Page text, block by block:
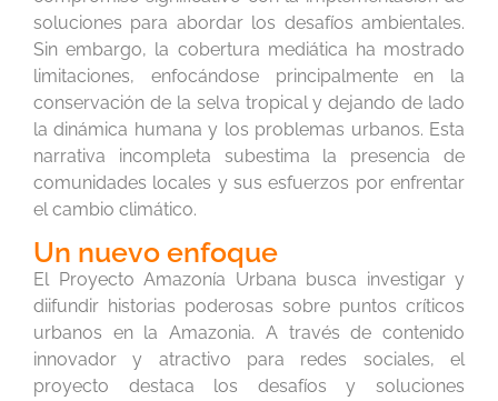
soluciones para abordar los desafíos ambientales.
Sin embargo, la cobertura mediática ha mostrado
limitaciones, enfocándose principalmente en la
conservación de la selva tropical y dejando de lado
la dinámica humana y los problemas urbanos. Esta
narrativa incompleta subestima la presencia de
comunidades locales y sus esfuerzos por enfrentar
el cambio climático.
Un nuevo enfoque
El Proyecto Amazonía Urbana busca investigar y
diifundir historias poderosas sobre puntos críticos
urbanos en la Amazonia. A través de contenido
innovador y atractivo para redes sociales, el
proyecto destaca los desafíos y soluciones